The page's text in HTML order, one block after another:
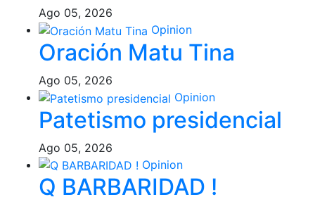
Ago 05, 2026
Opinion
Oración Matu Tina
Ago 05, 2026
Opinion
Patetismo presidencial
Ago 05, 2026
Opinion
Q BARBARIDAD !